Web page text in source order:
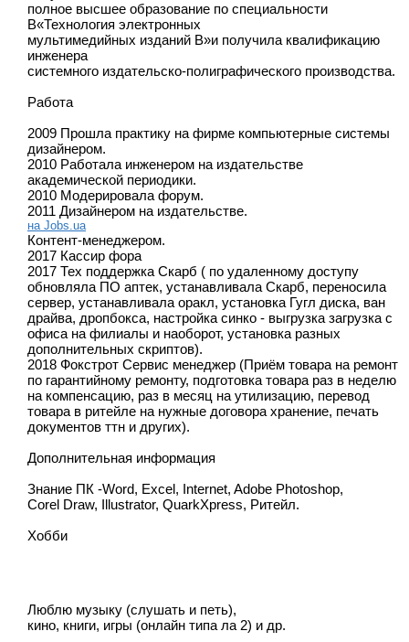
полное высшее образование по специальности
В«Технология электронных
мультимедийных изданий В»и получила квалификацию
инженера
системного издательско-полиграфического производства.
Работа
2009 Прошла практику на фирме компьютерные системы
дизайнером.
2010 Работала инженером на издательстве
академической периодики.
2010 Модерировала форум.
2011 Дизайнером на издательстве.
на Jobs.ua
Контент-менеджером.
2017 Кассир фора
2017 Тех поддержка Скарб ( по удаленному доступу
обновляла ПО аптек, устанавливала Скарб, переносила
сервер, устанавливала оракл, установка Гугл диска, ван
драйва, дропбокса, настройка синко - выгрузка загрузка с
офиса на филиалы и наоборот, установка разных
дополнительных скриптов).
2018 Фокстрот Сервис менеджер (Приём товара на ремонт
по гарантийному ремонту, подготовка товара раз в неделю
на компенсацию, раз в месяц на утилизацию, перевод
товара в ритейле на нужные договора хранение, печать
документов ттн и других).
Дополнительная информация
Знание ПК -Word, Excel, Internet, Adobe Photoshop,
Corel Draw, Illustrator, QuarkXpress, Ритейл.
Хобби
Люблю музыку (слушать и петь),
кино, книги, игры (онлайн типа ла 2) и др.